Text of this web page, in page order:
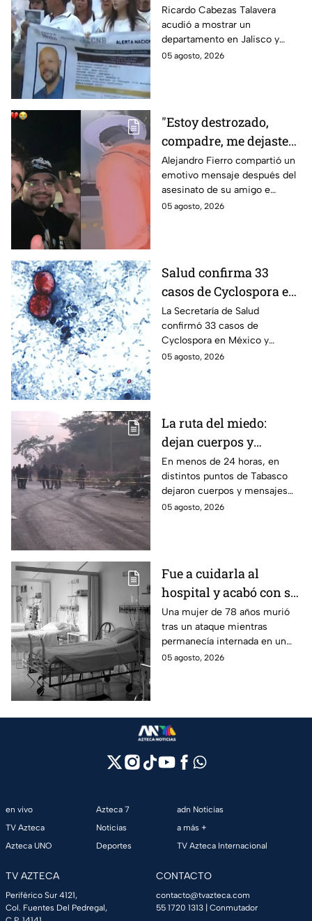
Zapopan y no volvió a
casa: Buscan a Ricardo
Cabezas Talavera en
Jalisco
Ricardo Cabezas Talavera
acudió a mostrar un
departamento en Jalisco y
después desapareció;
05 agosto, 2026
"Estoy destrozado,
compadre, me dejaste":
Así reaccionó
Alejandro Fierro al
asesinato del
influencer César
Alejandro Fierro compartió un
emotivo mensaje después del
asesinato de su amigo e
influencer César Gastélum;
05 agosto, 2026
Salud confirma 33
casos de Cyclospora en
México: ¿en qué estado
se reportan los brotes
de diarrea explosiva?
La Secretaría de Salud
confirmó 33 casos de
Cyclospora en México y
mantiene investigaciones en
05 agosto, 2026
La ruta del miedo:
dejan cuerpos y
mensajes criminales
en carreteras de
Tabasco en un solo día
En menos de 24 horas, en
distintos puntos de Tabasco
dejaron cuerpos y mensajes
criminales en varias carreteras
05 agosto, 2026
Fue a cuidarla al
hospital y acabó con su
vida: Hombre habría
asfixiado a su suegra
mientras estaba
internada en Veracruz
Una mujer de 78 años murió
tras un ataque mientras
permanecía internada en un
hospital de Veracruz;
05 agosto, 2026
en vivo
TV Azteca
Azteca UNO
Azteca 7
Noticias
Deportes
adn Noticias
a más +
TV Azteca Internacional
TV AZTECA
Periférico Sur 4121,
Col. Fuentes Del Pedregal,
CONTACTO
contacto@tvazteca.com
55 1720 1313 | Conmutador